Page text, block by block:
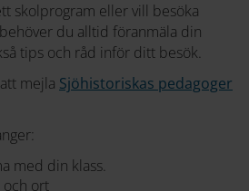
skolprogram eller vill besöka
du alltid föranmäla din
tips och råd inför ditt besök.
mejla Sjöhistoriskas pedagoger
med din klass.
och ort